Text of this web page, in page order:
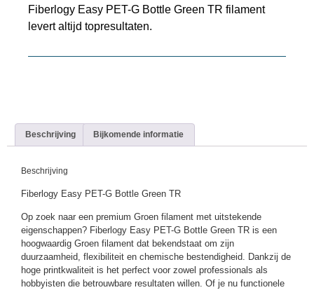
Fiberlogy Easy PET-G Bottle Green TR filament
levert altijd topresultaten.
Beschrijving Bijkomende informatie
Beschrijving
Fiberlogy Easy PET-G Bottle Green TR
Op zoek naar een premium Groen filament met uitstekende
eigenschappen? Fiberlogy Easy PET-G Bottle Green TR is een
hoogwaardig Groen filament dat bekendstaat om zijn
duurzaamheid, flexibiliteit en chemische bestendigheid. Dankzij de
hoge printkwaliteit is het perfect voor zowel professionals als
hobbyisten die betrouwbare resultaten willen. Of je nu functionele